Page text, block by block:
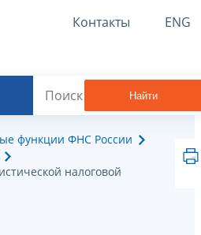
Контакты ENG
Найти
функции ФНС России
налоговой